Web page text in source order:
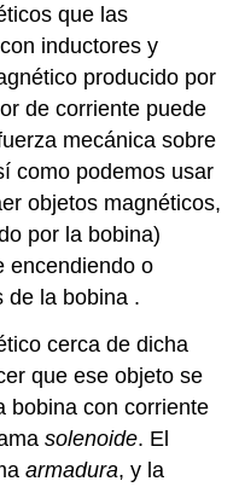
que las
inductores y
producido por
de corriente puede
mecánica sobre
como podemos usar
objetos magnéticos,
por la bobina)
encendiendo o
de la bobina .
cerca de dicha
que ese objeto se
bobina con corriente
solenoide. El
armadura, y la